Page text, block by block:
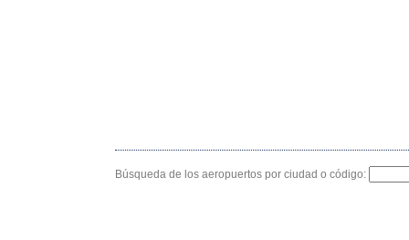
Búsqueda de los aeropuertos por ciudad o código: